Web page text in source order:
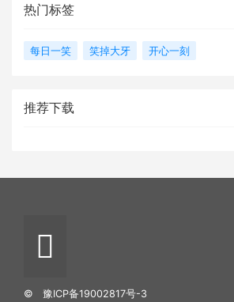
热门标签
每日一笑 笑掉大牙 开心一刻
推荐下载
© 豫ICP备19002817号-3